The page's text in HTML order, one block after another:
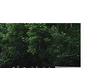
태도가 무엇보다 중요
이런 교육이 없다면 3
싶기도 하다. 이들의